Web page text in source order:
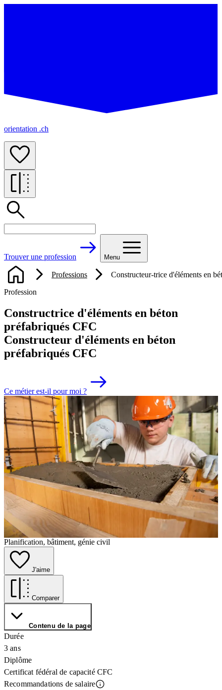
orientation .ch
Trouver une profession Menu
Professions Constructeur-trice d'éléments en
Profession
Constructrice d'éléments en béton
préfabriqués CFC
Constructeur d'éléments en béton
préfabriqués CFC
Ce métier est-il pour moi ?
Planification, bâtiment, génie civil
J'aime
Comparer
Contenu de la page
Durée
3 ans
Diplôme
Certificat fédéral de capacité CFC
Recommandations de salaire